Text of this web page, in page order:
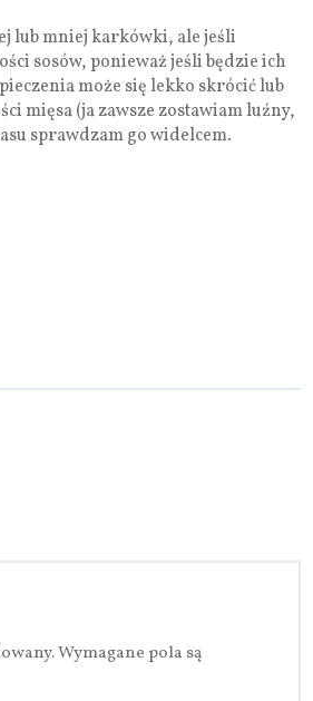
lub mniej karkówki, ale jeśli
sosów, ponieważ jeśli będzie ich
może się lekko skrócić lub
mięsa (ja zawsze zostawiam luźny,
sprawdzam go widelcem.
Wymagane pola są